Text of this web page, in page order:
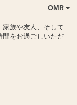
OMR
族や友人、そして
間をお過ごしいただ